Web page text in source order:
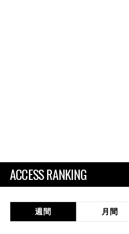
ACCESS RANKING
週間 月間